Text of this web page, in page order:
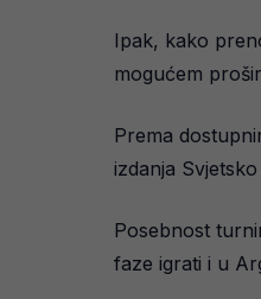
Ipak, kako
mogućem
Prema
izdanja
Posebnost
faze igrati i u